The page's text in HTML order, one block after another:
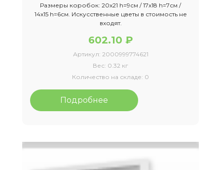
Размеры коробок: 20x21 h=9см / 17x18 h=7см /
14x15 h=6см. Искусственные цветы в стоимость не
входят.
602.10 ₽
Артикул: 2000999774621
Вес: 0.32 кг
Количество на складе: 0
Подробнее